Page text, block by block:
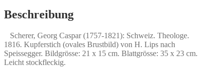
Schweiz.
Theologe.
Beschreibung
Scherer, Georg Caspar (1757-1821): Schweiz. Theologe.
1816. Kupferstich (ovales Brustbild) von H. Lips nach
Speissegger. Bildgrösse: 21 x 15 cm. Blattgrösse: 35 x 23 cm.
Leicht stockfleckig.